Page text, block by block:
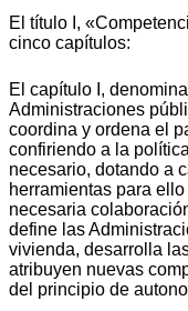
El título I,
cinco capítulos:
El capítulo I,
Administraciones
coordina y ordena el
confiriendo a la
necesario, dotando a
herramientas para
necesaria
define las
vivienda, desarrolla
atribuyen nuevas
del principio de